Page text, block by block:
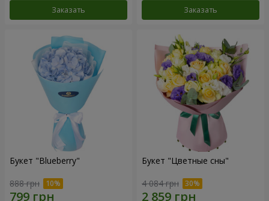
Заказать Заказать
Букет "Blueberry"
888 грн
Букет "Цветные сны"
4 084 грн